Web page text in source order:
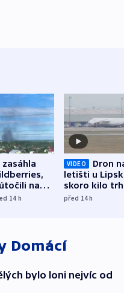
zasáhla
na
či
14 h
VIDEO
Dron
letišti u
skoro kilo
indicie
před 14h
Domácí
bylo loni nejvíc od